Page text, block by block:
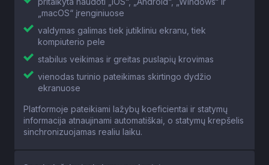
„macOS“ įrenginiuose
valdymas galimas tiek jutikliniu ekranu, tiek
kompiuterio pele
stabilus veikimas ir greitas puslapių krovimas
vienodas turinio pateikimas skirtingo dydžio
ekranuose
Platformoje pateikiami lažybų koeficientai ir statymų
informacija atnaujinami automatiškai, o statymų krepšelis
sinchronizuojamas realiu laiku.